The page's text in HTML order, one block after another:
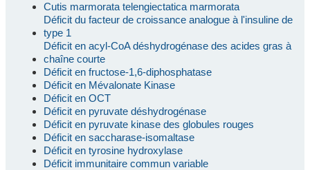
Cutis marmorata telengiectatica marmorata
Déficit du facteur de croissance analogue à l'insuline de
type 1
Déficit en acyl-CoA déshydrogénase des acides gras à
chaîne courte
Déficit en fructose-1,6-diphosphatase
Déficit en Mévalonate Kinase
Déficit en OCT
Déficit en pyruvate déshydrogénase
Déficit en pyruvate kinase des globules rouges
Déficit en saccharase-isomaltase
Déficit en tyrosine hydroxylase
Déficit immunitaire commun variable